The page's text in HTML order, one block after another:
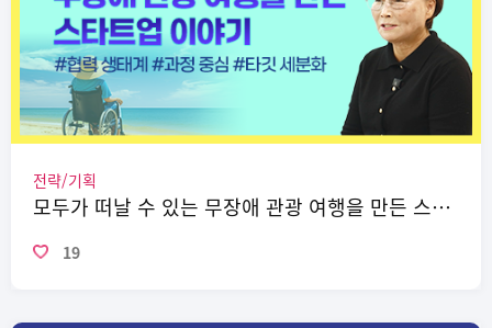
전략/기획
모두가 떠날 수 있는 무장애 관광 여행을 만든 스타트업 이야기
19